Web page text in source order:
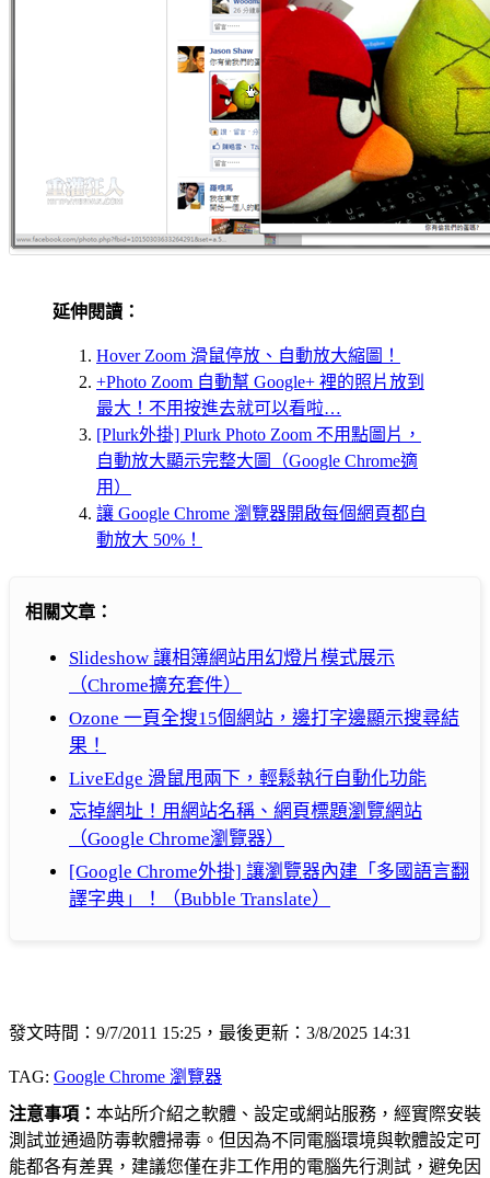
延伸閱讀：
Hover Zoom 滑鼠停放、自動放大縮圖！
+Photo Zoom 自動幫 Google+ 裡的照片放到
最大！不用按進去就可以看啦…
[Plurk外掛] Plurk Photo Zoom 不用點圖片，
自動放大顯示完整大圖（Google Chrome適
用）
讓 Google Chrome 瀏覽器開啟每個網頁都自
動放大 50%！
相關文章：
Slideshow 讓相簿網站用幻燈片模式展示
（Chrome擴充套件）
Ozone 一頁全搜15個網站，邊打字邊顯示搜尋結
果！
LiveEdge 滑鼠甩兩下，輕鬆執行自動化功能
忘掉網址！用網站名稱、網頁標題瀏覽網站
（Google Chrome瀏覽器）
[Google Chrome外掛] 讓瀏覽器內建「多國語言翻
譯字典」！（Bubble Translate）
發文時間：9/7/2011 15:25，最後更新：3/8/2025 14:31
TAG: Google Chrome 瀏覽器
注意事項： 本站所介紹之軟體、設定或網站服務，經實際安裝
測試並通過防毒軟體掃毒。但因為不同電腦環境與軟體設定可
能都各有差異，建議您僅在非工作用的電腦先行測試，避免因